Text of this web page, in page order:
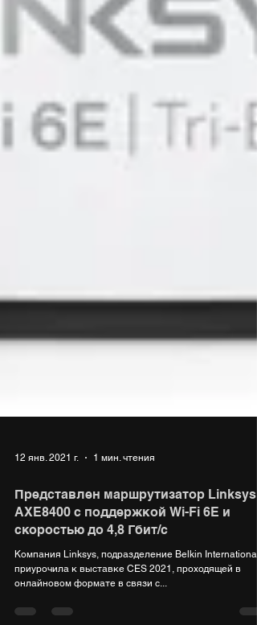
12 янв. 2021 г. 1 мин. чтения
Представлен маршрутизатор Linksys
AXE8400 с поддержкой Wi-Fi 6E и
скоростью до 4,8 Гбит/с
Компания Linksys, подразделение Belkin International,
онлайновом формате в связи с...